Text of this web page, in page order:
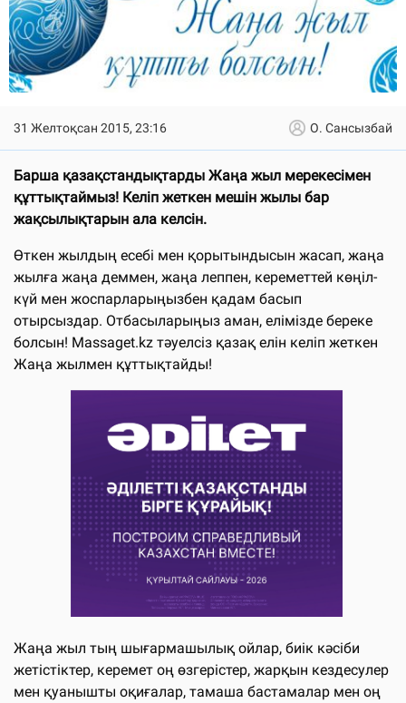
31 Желтоқсан 2015, 23:16 О. Сансызбай
Барша қазақстандықтарды Жаңа жыл мерекесімен
құттықтаймыз! Келіп жеткен мешін жылы бар
жақсылықтарын ала келсін.
Өткен жылдың есебі мен қорытындысын жасап, жаңа
жылға жаңа деммен, жаңа леппен, кереметтей көңіл-
күй мен жоспарларыңызбен қадам басып
отырсыздар. Отбасыларыңыз аман, елімізде береке
болсын! Massaget.kz тәуелсіз қазақ елін келіп жеткен
Жаңа жылмен құттықтайды!
Жаңа жыл тың шығармашылық ойлар, биік кәсіби
жетістіктер, керемет оң өзгерістер, жарқын кездесулер
мен қуанышты оқиғалар, тамаша бастамалар мен оң